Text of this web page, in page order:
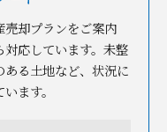
売却プランをご案内
応しています。未整
る土地など、状況に
ます。